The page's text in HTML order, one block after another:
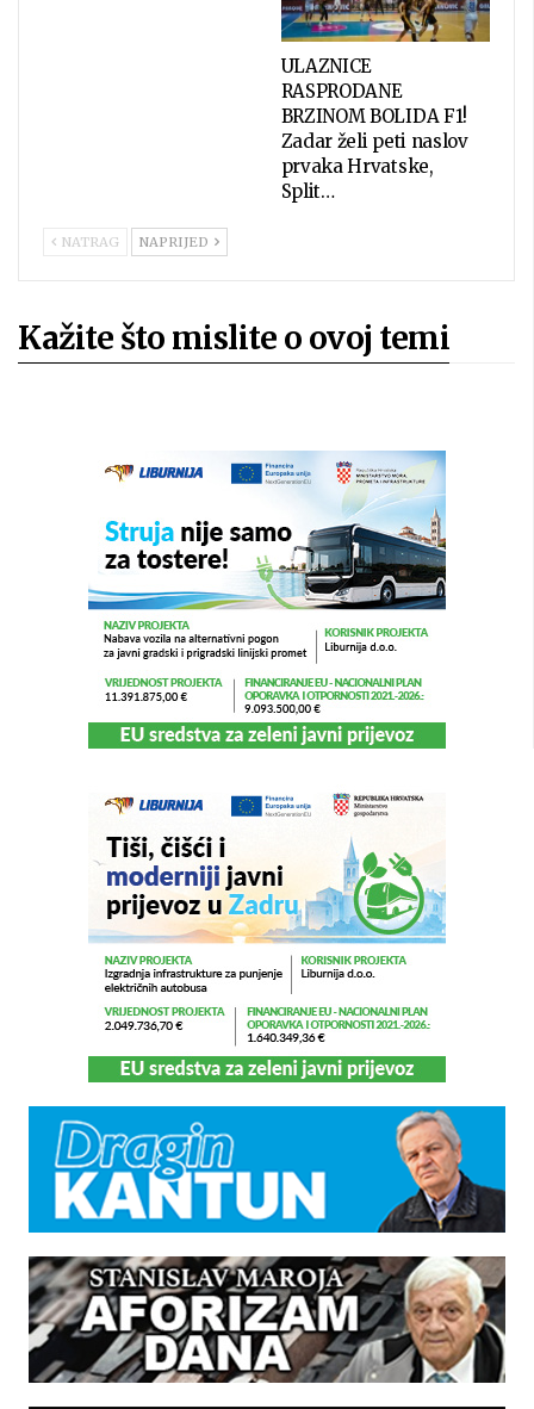
ULAZNICE
RASPRODANE
BRZINOM BOLIDA F1!
Zadar želi peti naslov
prvaka Hrvatske,
Split…
NATRAG NAPRIJED
Kažite što mislite o ovoj temi